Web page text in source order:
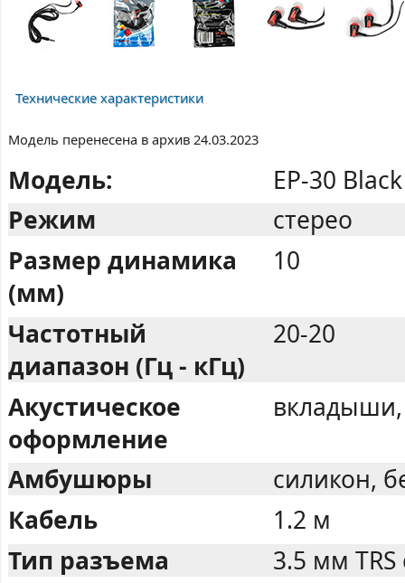
Технические характеристики
Модель перенесена в архив 24.03.2023
Модель:
EP-30 Black
Режим
стерео
Размер динамика
(мм)
10
Частотный
диапазон (Гц - кГц)
20-20
Акустическое
оформление
Амбушюры
силикон,
Кабель
1.2 м
Тип разъема
3.5 мм